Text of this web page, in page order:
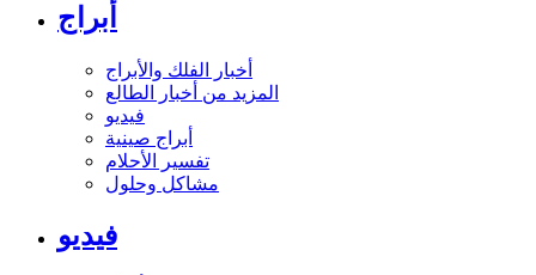
أبراج
أخبار الفلك والأبراج
المزيد من أخبار الطالع
فيديو
أبراج صينية
تفسير الأحلام
مشاكل وحلول
فيديو